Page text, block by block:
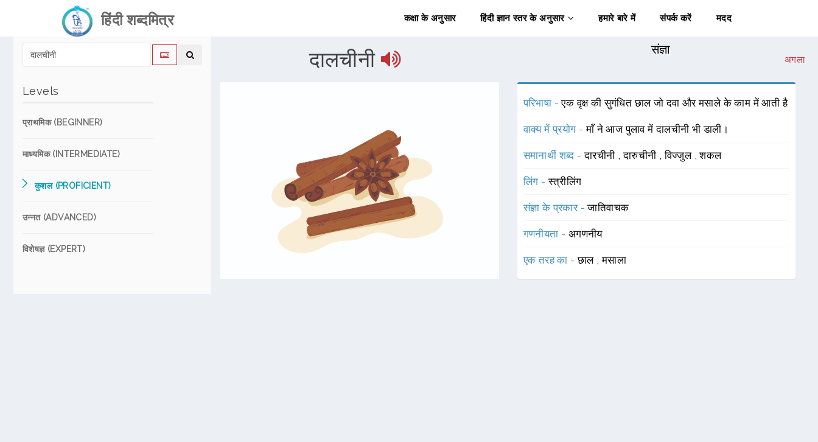
हिंदी शब्दमित्र कक्षा के अनुसार हिंदी ज्ञान स्तर के अनुसार हमारे बारे में संपर्क करें मदद
Levels
प्राथमिक (BEGINNER)
माध्यमिक (INTERMEDIATE)
कुशल (PROFICIENT)
उन्नत (ADVANCED)
विशेषज्ञ (EXPERT)
दालचीनी संज्ञा
अगला
परिभाषा -एक वृक्ष की सुगंधित छाल जो दवा और मसाले के काम में आती है
वाक्य में प्रयोग -माँ ने आज पुलाव में दालचीनी भी डाली।
समानार्थी शब्द -दारचीनी ,दारुचीनी ,विज्जुल ,शकल
लिंग -स्त्रीलिंग
संज्ञा के प्रकार -जातिवाचक
गणनीयता - अगणनीय
एक तरह का -छाल ,मसाला